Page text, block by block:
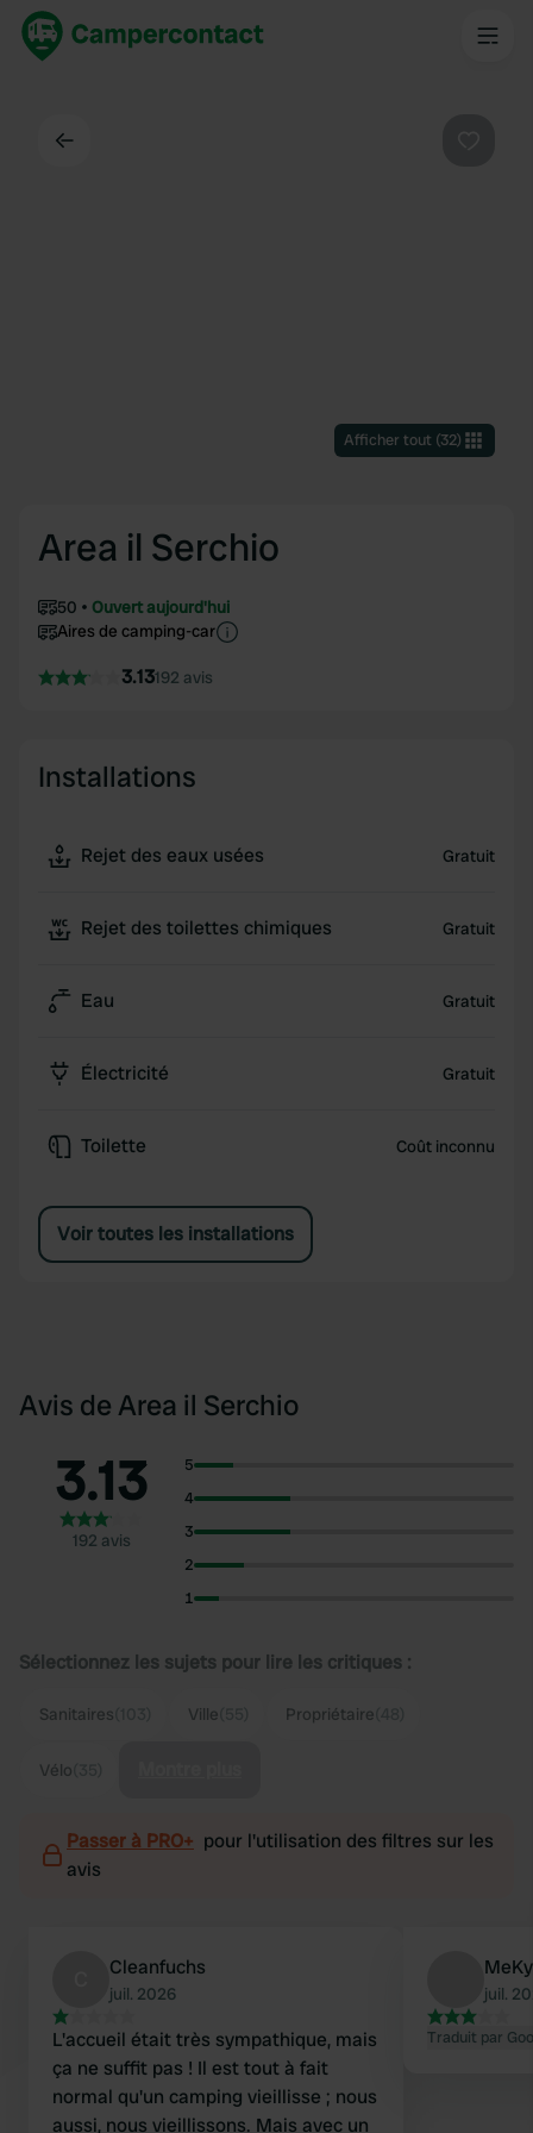
Afficher tout(32)
Area il Serchio
50
Ouvert aujourd'hui
Aires de camping-car
3.13192 avis
Installations
Rejet des eaux usées Gratuit
Rejet des toilettes chimiques Gratuit
Eau Gratuit
Électricité Gratuit
Toilette Coût inconnu
Voir toutes les installations
Avis de Area il Serchio
3.13
192 avis
5
4
3
2
1
Sélectionnez les sujets pour lire les critiques :
Sanitaires Ville Propriétaire
Vélo
Passer à PRO+ pour l'utilisation des filtres sur les
avis
Cleanfuchs
juil. 2026
L'accueil était très sympathique, mais
ça ne suffit pas ! Il est tout à fait
normal qu'un camping vieillisse ; nous
aussi, nous vieillissons. Mais avec un
juil.
Traduit par